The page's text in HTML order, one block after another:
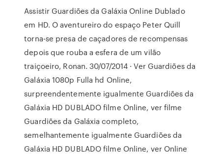
Assistir Guardiões da Galáxia Online Dublado
em HD. O aventureiro do espaço Peter Quill
torna-se presa de caçadores de recompensas
depois que rouba a esfera de um vilão
traiçoeiro, Ronan. 30/07/2014 · Ver Guardiões da
Galáxia 1080p Fulla hd Online,
surpreendentemente igualmente Guardiões da
Galáxia HD DUBLADO filme Online, ver filme
Guardiões da Galáxia completo,
semelhantemente igualmente Guardiões da
Galáxia HD DUBLADO filme Online, ver Online